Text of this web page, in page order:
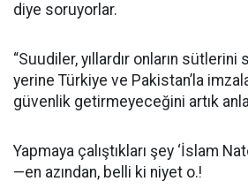
diye soruyorlar.
“Suudiler, yıllardır onların sütlerini
yerine Türkiye ve Pakistan’la
güvenlik getirmeyeceğini artık
Yapmaya çalıştıkları şey ‘İslam
—en azından, belli ki niyet o.!